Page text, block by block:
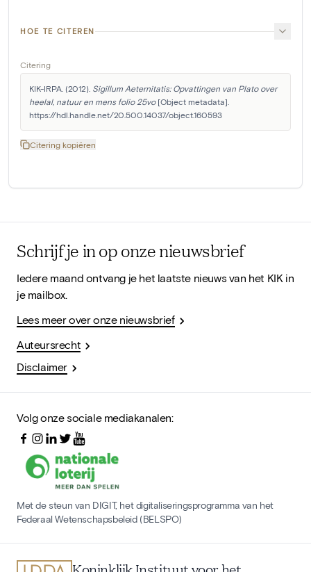
HOE TE CITEREN
Citering
KIK-IRPA. (2012). Sigillum Aeternitatis: Opvattingen van Plato over
heelal, natuur en mens folio 25vo [Object metadata].
https://hdl.handle.net/20.500.14037/object.160593
Citering kopiëren
Schrijf je in op onze nieuwsbrief
Iedere maand ontvang je het laatste nieuws van het KIK in
je mailbox.
Lees meer over onze nieuwsbrief
Auteursrecht
Disclaimer
Volg onze sociale mediakanalen:
Met de steun van DIGIT, het digitaliseringsprogramma van het
Federaal Wetenschapsbeleid (BELSPO)